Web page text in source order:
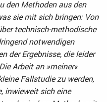
den Methoden aus den
sie mit sich bringen: Von
technisch-methodische
notwendigen
der Ergebnisse, die leider
Arbeit an »meiner«
Fallstudie zu werden,
inwieweit sich eine